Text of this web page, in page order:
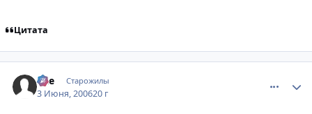
Цитата
qZe Старожилы
3 Июня, 200620 г